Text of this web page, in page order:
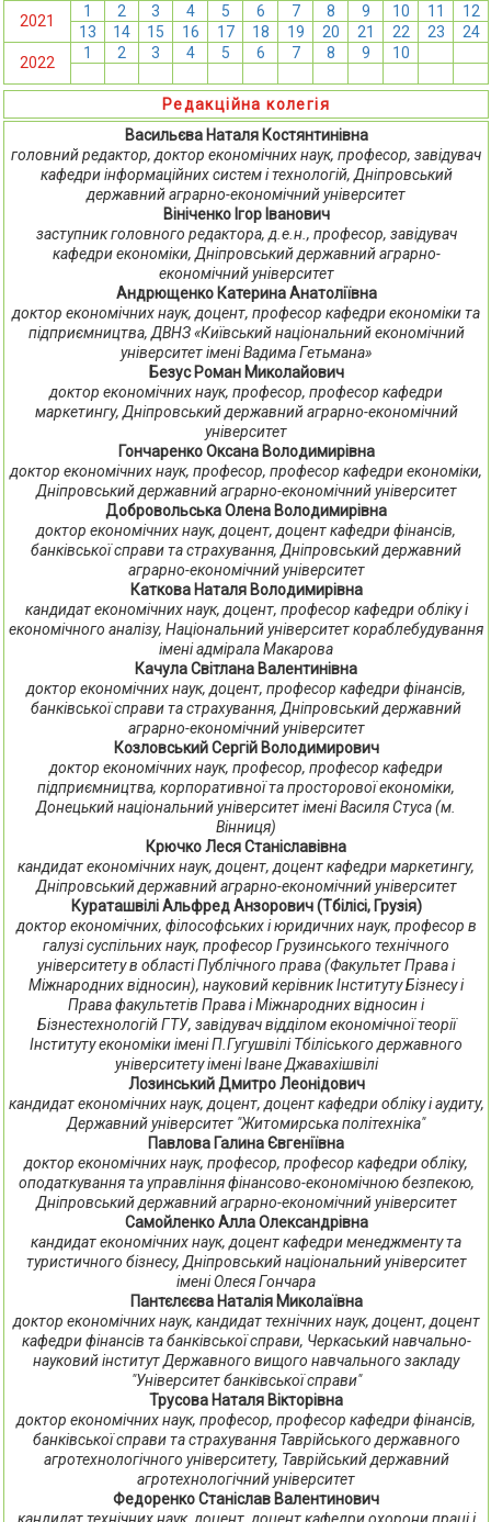
2021
1 2 3 4 5 6 7 8 9 10 11
12
13
14 15 16 17 18 19 20 21 22 23
24
2022
1 2 3 4 5 6 7 8 9 10
Редакційна колегія
Васильєва Наталя Костянтинівна
головний редактор, доктор економічних наук, професор, завідувач
кафедри інформаційних систем і технологій, Дніпровський
державний аграрно-економічний університет
Вініченко Ігор Іванович
заступник головного редактора, д.е.н., професор, завідувач
кафедри економіки, Дніпровський державний аграрно-
економічний університет
Андрющенко Катерина Анатоліївна
доктор економічних наук, доцент, професор кафедри економіки та
підприємництва, ДВНЗ «Київський національний економічний
університет імені Вадима Гетьмана»
Безус Роман Миколайович
доктор економічних наук, професор, професор кафедри
маркетингу, Дніпровський державний аграрно-економічний
університет
Гончаренко Оксана Володимирівна
доктор економічних наук, професор, професор кафедри економіки,
Дніпровський державний аграрно-економічний університет
Добровольська Олена Володимирівна
доктор економічних наук, доцент, доцент кафедри фінансів,
банківської справи та страхування, Дніпровський державний
аграрно-економічний університет
Каткова Наталя Володимирівна
кандидат економічних наук, доцент, професор кафедри обліку і
економічного аналізу, Національний університет кораблебудування
імені адмірала Макарова
Качула Світлана Валентинівна
доктор економічних наук, доцент, професор кафедри фінансів,
банківської справи та страхування, Дніпровський державний
аграрно-економічний університет
Козловський Сергій Володимирович
доктор економічних наук, професор, професор кафедри
підприємництва, корпоративної та просторової економіки,
Донецький національний університет імені Василя Стуса (м.
Вінниця)
Крючко Леся Станіславівна
кандидат економічних наук, доцент, доцент кафедри маркетингу,
Дніпровський державний аграрно-економічний університет
Кураташвілі Альфред Анзорович (Тбілісі, Грузія)
доктор економічних, філософських і юридичних наук, професор в
галузі суспільних наук, професор Грузинського технічного
університету в області Публічного права (Факультет Права і
Міжнародних відносин), науковий керівник Інституту Бізнесу і
Права факультетів Права і Міжнародних відносин і
Бізнестехнологій ГТУ, завідувач відділом економічної теорії
Інституту економіки імені П.Гугушвілі Тбіліського державного
університету імені Іване Джавахішвілі
Лозинський Дмитро Леонідович
кандидат економічних наук, доцент, доцент кафедри обліку і аудиту,
Державний університет "Житомирська політехніка"
Павлова Галина Євгеніївна
доктор економічних наук, професор, професор кафедри обліку,
оподаткування та управління фінансово-економічною безпекою,
Дніпровський державний аграрно-економічний університет
Самойленко Алла Олександрівна
кандидат економічних наук, доцент кафедри менеджменту та
туристичного бізнесу, Дніпровський національний університет
імені Олеся Гончара
Пантєлєєва Наталія Миколаївна
доктор економічних наук, кандидат технічних наук, доцент, доцент
кафедри фінансів та банківської справи, Черкаський навчально-
науковий інститут Державного вищого навчального закладу
"Університет банківської справи"
Трусова Наталя Вікторівна
доктор економічних наук, професор, професор кафедри фінансів,
банківської справи та страхування Таврійського державного
агротехнологічного університету, Таврійський державний
агротехнологічний університет
Федоренко Станіслав Валентинович